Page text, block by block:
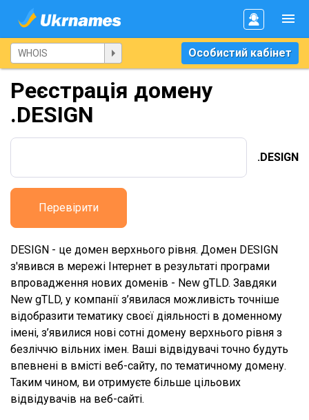
Особистий кабінет
Реєстрація домену
.DESIGN
.DESIGN
Перевірити
DESIGN - це домен верхнього рівня. Домен DESIGN
з'явився в мережі Інтернет в результаті програми
впровадження нових доменів - New gTLD. Завдяки
New gTLD, у компанії з’явилася можливість точніше
відобразити тематику своєї діяльності в доменному
імені, з’явилися нові сотні домену верхнього рівня з
безліччю вільних імен. Ваші відвідувачі точно будуть
впевнені в вмісті веб-сайту, по тематичному домену.
Таким чином, ви отримуєте більше цільових
відвідувачів на веб-сайті.